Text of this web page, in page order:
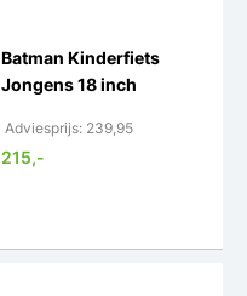
Batman Kinderfiets
Jongens 18 inch
Adviesprijs: 239,95
215,-